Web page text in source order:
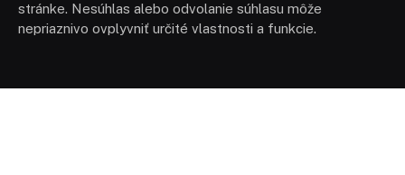
stránke. Nesúhlas alebo odvolanie súhlasu môže
nepriaznivo ovplyvniť určité vlastnosti a funkcie.